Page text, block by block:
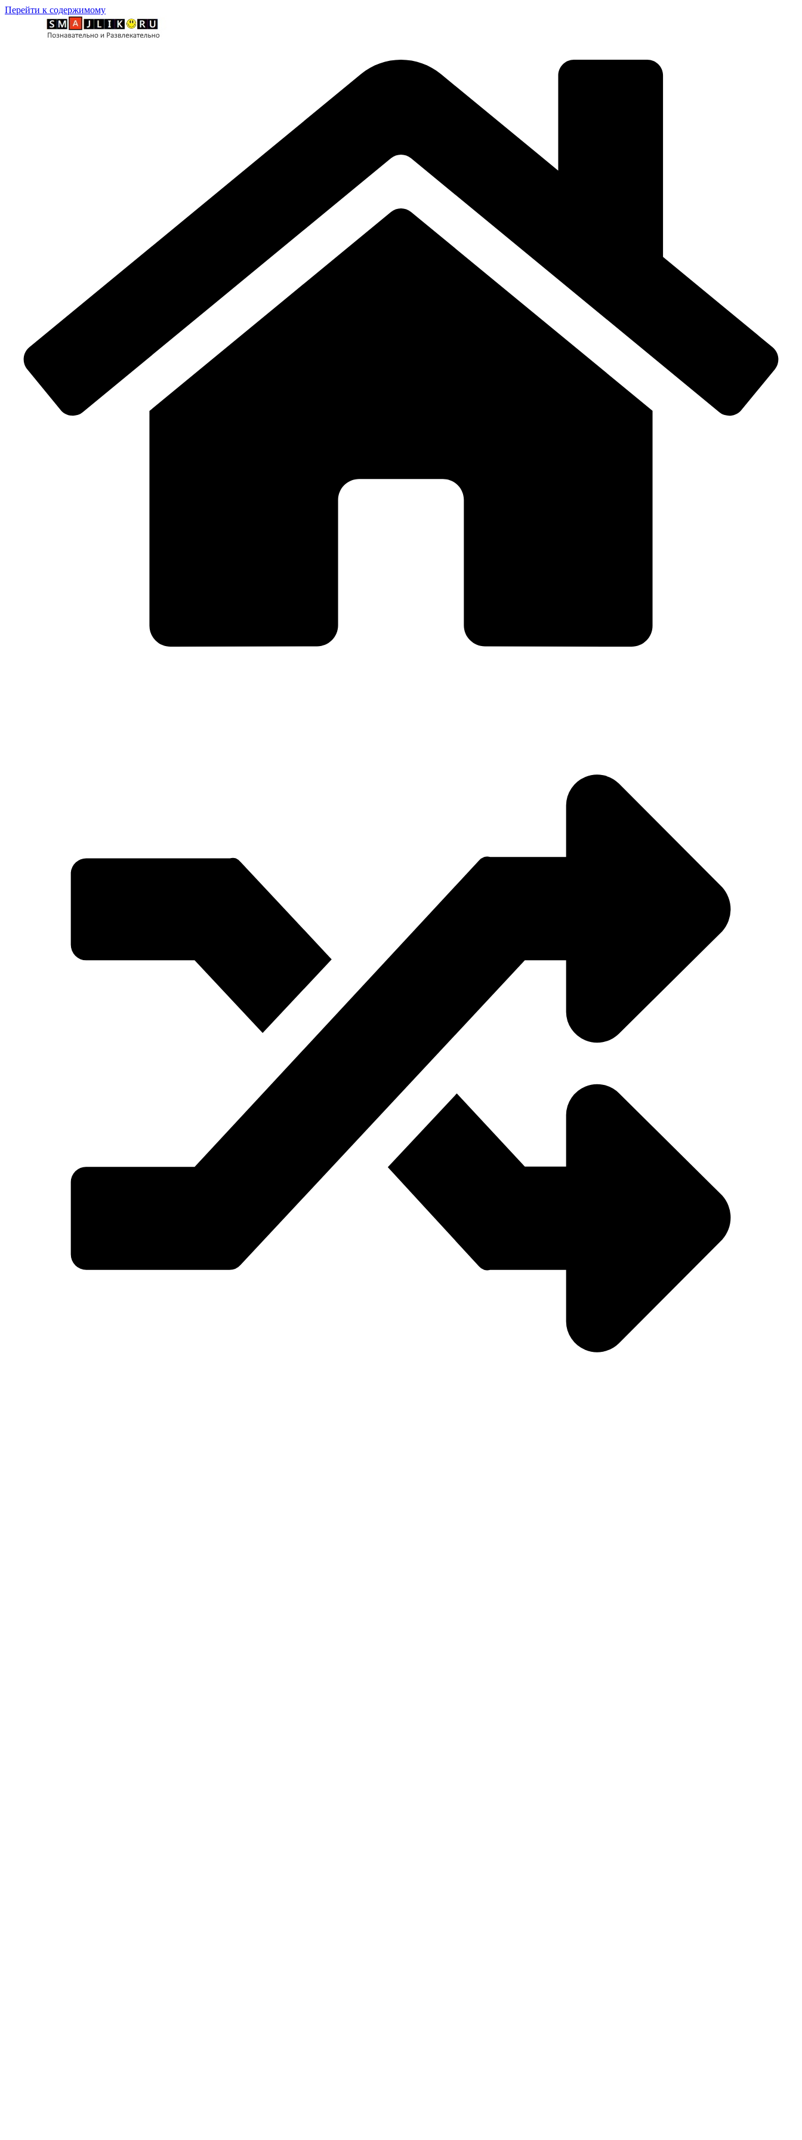
Перейти к содержимому